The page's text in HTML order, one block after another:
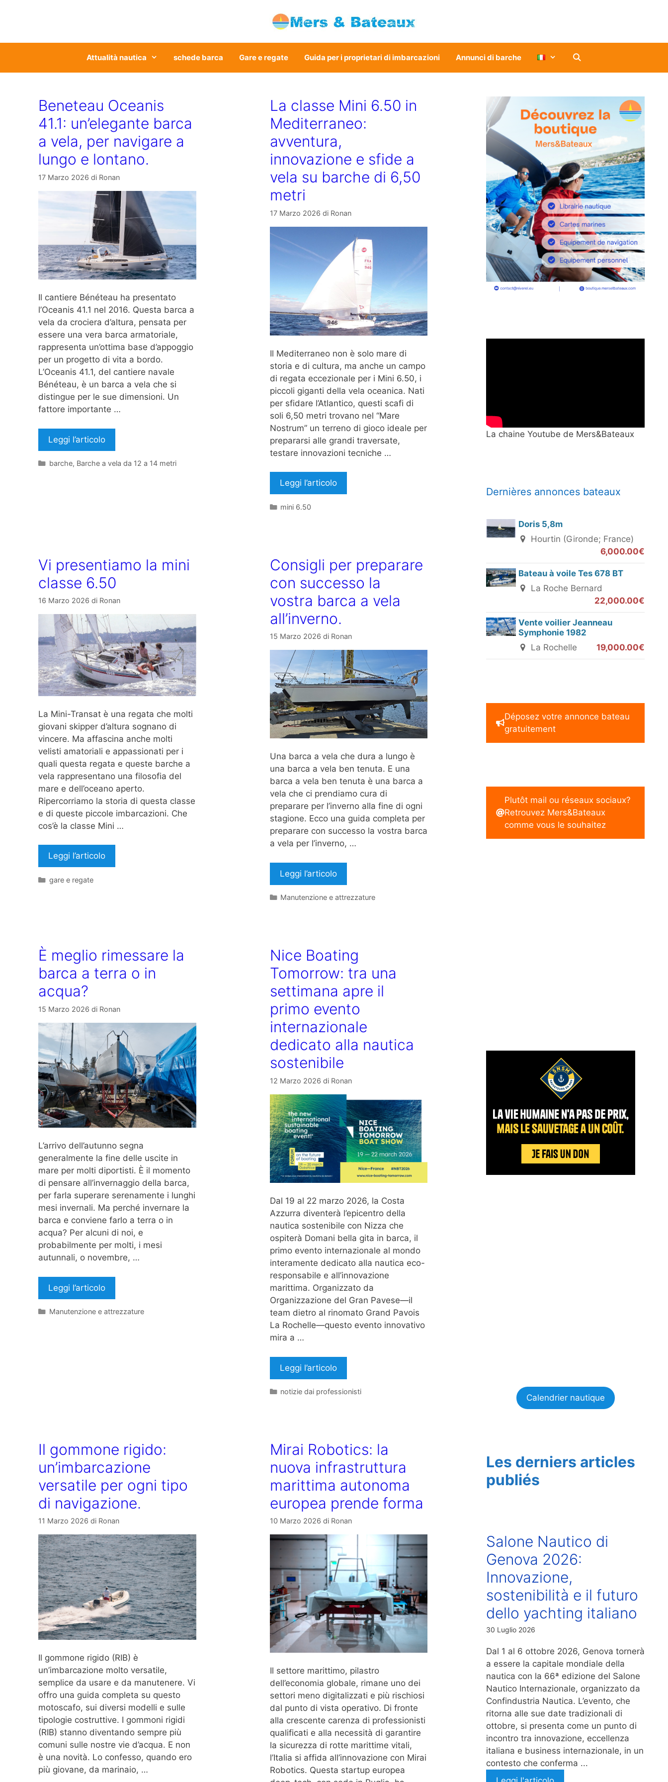
Attualità nautica schede barca Gare e regate Guida per i proprietari di imbarcazioni Annunci di barche
Beneteau Oceanis
41.1: un’elegante barca
a vela, per navigare a
lungo e lontano.
17 Marzo 2026 di Ronan
Il cantiere Bénéteau ha presentato
l’Oceanis 41.1 nel 2016. Questa barca a
vela da crociera d’altura, pensata per
essere una vera barca armatoriale,
rappresenta un’ottima base d’appoggio
per un progetto di vita a bordo.
L’Oceanis 41.1, del cantiere navale
Bénéteau, è un barca a vela che si
distingue per le sue dimensioni. Un
fattore importante …
Leggi l’articolo
Categorie
barche, Barche a vela da 12 a 14 metri
La classe Mini 6.50 in
Mediterraneo:
avventura,
innovazione e sfide a
vela su barche di 6,50
metri
17 Marzo 2026 di Ronan
Il Mediterraneo non è solo mare di
storia e di cultura, ma anche un campo
di regata eccezionale per i Mini 6.50, i
piccoli giganti della vela oceanica. Nati
per sfidare l’Atlantico, questi scafi di
soli 6,50 metri trovano nel “Mare
Nostrum” un terreno di gioco ideale per
prepararsi alle grandi traversate,
testare innovazioni tecniche …
Leggi l’articolo
Categorie
mini 6.50
Vi presentiamo la mini
classe 6.50
16 Marzo 2026 di Ronan
La Mini-Transat è una regata che molti
giovani skipper d’altura sognano di
vincere. Ma affascina anche molti
velisti amatoriali e appassionati per i
quali questa regata e queste barche a
vela rappresentano una filosofia del
mare e dell’oceano aperto.
Ripercorriamo la storia di questa classe
e di queste piccole imbarcazioni. Che
cos’è la classe Mini …
Leggi l’articolo
Categorie
gare e regate
Consigli per preparare
con successo la
vostra barca a vela
all’inverno.
15 Marzo 2026 di Ronan
Una barca a vela che dura a lungo è
una barca a vela ben tenuta. E una
barca a vela ben tenuta è una barca a
vela che ci prendiamo cura di
preparare per l’inverno alla fine di ogni
stagione. Ecco una guida completa per
preparare con successo la vostra barca
a vela per l’inverno, …
Leggi l’articolo
Categorie
Manutenzione e attrezzature
È meglio rimessare la
barca a terra o in
acqua?
15 Marzo 2026 di Ronan
L’arrivo dell’autunno segna
generalmente la fine delle uscite in
mare per molti diportisti. È il momento
di pensare all’invernaggio della barca,
per farla superare serenamente i lunghi
mesi invernali. Ma perché invernare la
barca e conviene farlo a terra o in
acqua? Per alcuni di noi, e
probabilmente per molti, i mesi
autunnali, o novembre, …
Leggi l’articolo
Categorie
Manutenzione e attrezzature
Nice Boating
Tomorrow: tra una
settimana apre il
primo evento
internazionale
dedicato alla nautica
sostenibile
12 Marzo 2026 di Ronan
Dal 19 al 22 marzo 2026, la Costa
Azzurra diventerà l’epicentro della
nautica sostenibile con Nizza che
ospiterà Domani bella gita in barca, il
primo evento internazionale al mondo
interamente dedicato alla nautica eco-
responsabile e all’innovazione
marittima. Organizzato da
Organizzazione del Gran Pavese—il
team dietro al rinomato Grand Pavois
La Rochelle—questo evento innovativo
mira a …
Leggi l’articolo
Categorie
notizie dai professionisti
Il gommone rigido:
un’imbarcazione
versatile per ogni tipo
di navigazione.
11 Marzo 2026 di Ronan
Il gommone rigido (RIB) è
un’imbarcazione molto versatile,
semplice da usare e da manutenere. Vi
offro una guida completa su questo
motoscafo, sui diversi modelli e sulle
tipologie costruttive. I gommoni rigidi
(RIB) stanno diventando sempre più
comuni sulle nostre vie d’acqua. E non
è una novità. Lo confesso, quando ero
più giovane, da marinaio, …
Mirai Robotics: la
nuova infrastruttura
marittima autonoma
europea prende forma
10 Marzo 2026 di Ronan
Il settore marittimo, pilastro
dell’economia globale, rimane uno dei
settori meno digitalizzati e più rischiosi
dal punto di vista operativo. Di fronte
alla crescente carenza di professionisti
qualificati e alla necessità di garantire
la sicurezza di rotte marittime vitali,
l’Italia si affida all’innovazione con Mirai
Robotics. Questa startup europea
La chaine Youtube de Mers&Bateaux
Dernières annonces bateaux
Doris 5,8m
Hourtin (Gironde; France)
6,000.00€
Bateau à voile Tes 678 BT
La Roche Bernard
22,000.00€
Vente voilier Jeanneau
Symphonie 1982
La Rochelle
19,000.00€
Déposez votre annonce bateau
gratuitement
Plutôt mail ou réseaux sociaux?
Retrouvez Mers&Bateaux
comme vous le souhaitez
Calendrier nautique
Les derniers articles
publiés
Salone Nautico di
Genova 2026:
Innovazione,
sostenibilità e il futuro
dello yachting italiano
30 Luglio 2026
Dal 1 al 6 ottobre 2026, Genova tornerà
a essere la capitale mondiale della
nautica con la 66ª edizione del Salone
Nautico Internazionale, organizzato da
Confindustria Nautica. L’evento, che
ritorna alle sue date tradizionali di
ottobre, si presenta come un punto di
incontro tra innovazione, eccellenza
italiana e business internazionale, in un
contesto che conferma ...